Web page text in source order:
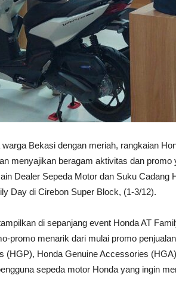
Bekasi dengan meriah, rangkaian
menyajikan beragam aktivitas dan promo
Dealer Sepeda Motor dan Suku Cadang
Day di Cirebon Super Block, (1-3/12).
di sepanjang event Honda AT
promo menarik dari mulai promo
(HGP), Honda Genuine Accessories
sepeda motor Honda yang ingin